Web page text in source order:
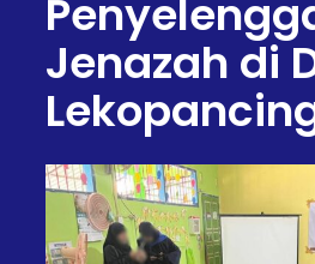
Jenazah di